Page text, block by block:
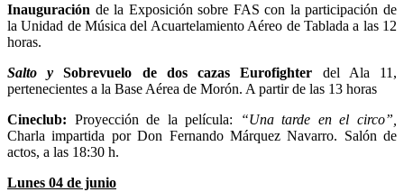
Inauguración de la Exposición sobre FAS con la participación de
la Unidad de Música del Acuartelamiento Aéreo de Tablada a las 12
horas.
Salto ySobrevuelo de dos cazas Eurofighter del Ala 11,
pertenecientes a la Base Aérea de Morón. A partir de las 13 horas
Cineclub: Proyección de la película:
“Una tarde en el circo”,
Charla impartida por Don Fernando Márquez Navarro. Salón de
actos, a las 18:30 h.
Lunes 04 de junio